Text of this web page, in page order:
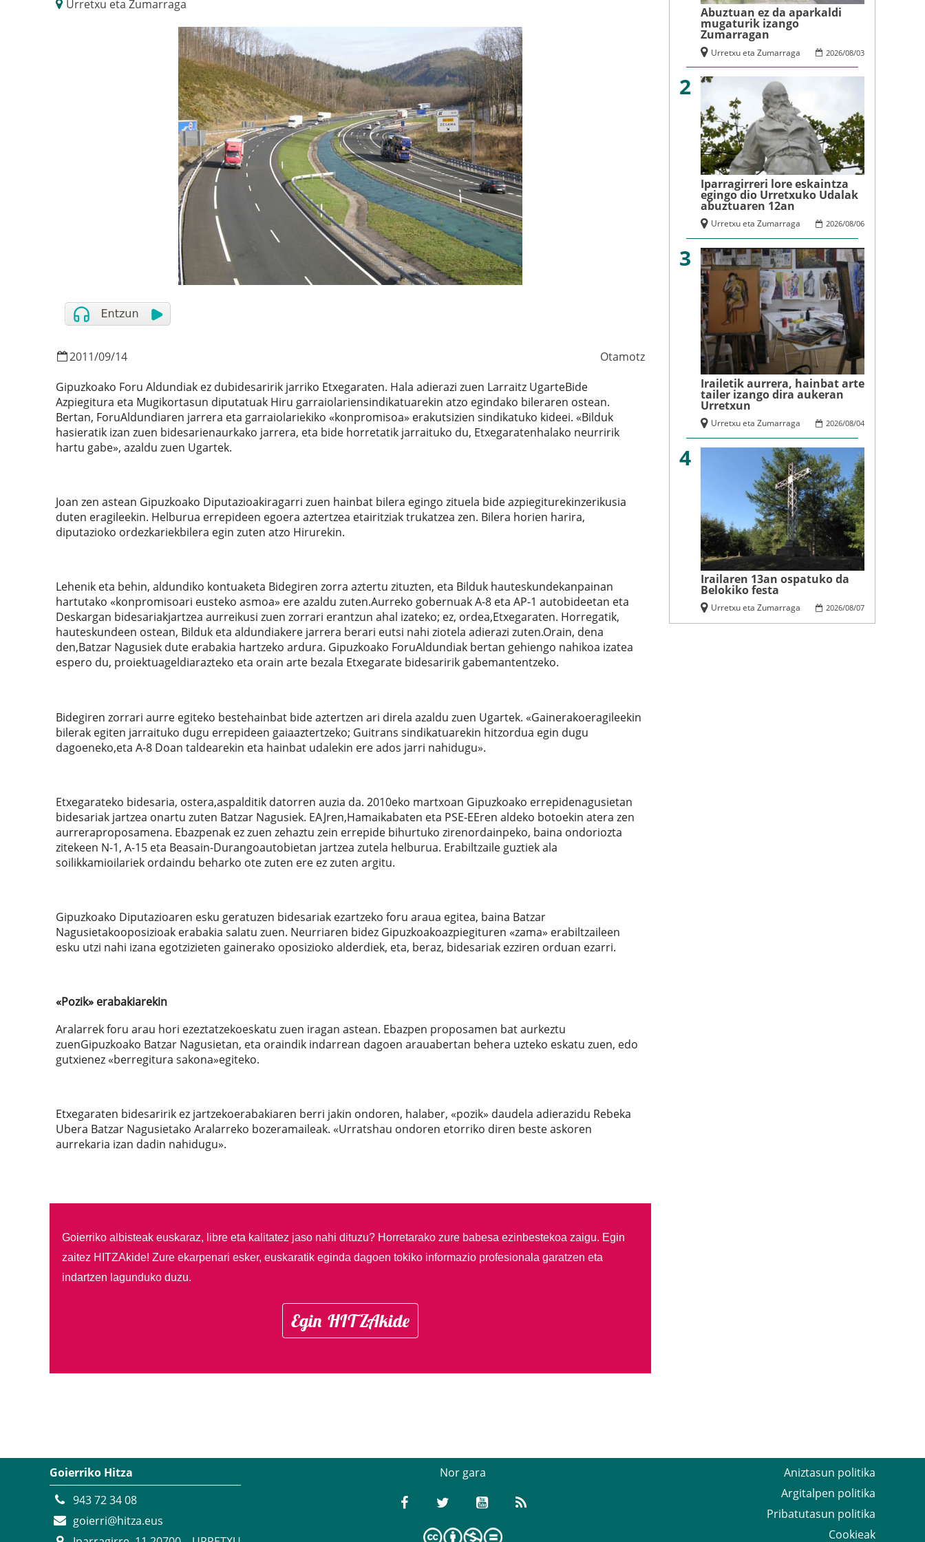
Urretxu eta Zumarraga
2011/09/14
Otamotz
Gipuzkoako Foru Aldundiak ez dubidesaririk jarriko Etxegaraten. Hala adierazi zuen Larraitz UgarteBide
Azpiegitura eta Mugikortasun diputatuak Hiru garraiolariensindikatuarekin atzo egindako bileraren ostean.
Bertan, ForuAldundiaren jarrera eta garraiolariekiko «konpromisoa» erakutsizien sindikatuko kideei. «Bilduk
hasieratik izan zuen bidesarienaurkako jarrera, eta bide horretatik jarraituko du, Etxegaratenhalako neurririk
hartu gabe», azaldu zuen Ugartek.
Joan zen astean Gipuzkoako Diputazioakiragarri zuen hainbat bilera egingo zituela bide azpiegiturekinzerikusia
duten eragileekin. Helburua errepideen egoera aztertzea etairitziak trukatzea zen. Bilera horien harira,
diputazioko ordezkariekbilera egin zuten atzo Hirurekin.
Lehenik eta behin, aldundiko kontuaketa Bidegiren zorra aztertu zituzten, eta Bilduk hauteskundekanpainan
hartutako «konpromisoari eusteko asmoa» ere azaldu zuten.Aurreko gobernuak A-8 eta AP-1 autobideetan eta
Deskargan bidesariakjartzea aurreikusi zuen zorrari erantzun ahal izateko; ez, ordea,Etxegaraten. Horregatik,
hauteskundeen ostean, Bilduk eta aldundiakere jarrera berari eutsi nahi ziotela adierazi zuten.Orain, dena
den,Batzar Nagusiek dute erabakia hartzeko ardura. Gipuzkoako ForuAldundiak bertan gehiengo nahikoa izatea
espero du, proiektuageldiarazteko eta orain arte bezala Etxegarate bidesaririk gabemantentzeko.
Bidegiren zorrari aurre egiteko bestehainbat bide aztertzen ari direla azaldu zuen Ugartek. «Gainerakoeragileekin
bilerak egiten jarraituko dugu errepideen gaiaaztertzeko; Guitrans sindikatuarekin hitzordua egin dugu
dagoeneko,eta A-8 Doan taldearekin eta hainbat udalekin ere ados jarri nahidugu».
Etxegarateko bidesaria, ostera,aspalditik datorren auzia da. 2010eko martxoan Gipuzkoako errepidenagusietan
bidesariak jartzea onartu zuten Batzar Nagusiek. EAJren,Hamaikabaten eta PSE-EEren aldeko botoekin atera zen
aurreraproposamena. Ebazpenak ez zuen zehaztu zein errepide bihurtuko zirenordainpeko, baina ondoriozta
zitekeen N-1, A-15 eta Beasain-Durangoautobietan jartzea zutela helburua. Erabiltzaile guztiek ala
soilikkamioilariek ordaindu beharko ote zuten ere ez zuten argitu.
Gipuzkoako Diputazioaren esku geratuzen bidesariak ezartzeko foru araua egitea, baina Batzar
Nagusietakooposizioak erabakia salatu zuen. Neurriaren bidez Gipuzkoakoazpiegituren «zama» erabiltzaileen
esku utzi nahi izana egotzizieten gainerako oposizioko alderdiek, eta, beraz, bidesariak ezziren orduan ezarri.
«Pozik» erabakiarekin
Aralarrek foru arau hori ezeztatzekoeskatu zuen iragan astean. Ebazpen proposamen bat aurkeztu
zuenGipuzkoako Batzar Nagusietan, eta oraindik indarrean dagoen arauabertan behera uzteko eskatu zuen, edo
gutxienez «berregitura sakona»egiteko.
Etxegaraten bidesaririk ez jartzekoerabakiaren berri jakin ondoren, halaber, «pozik» daudela adierazidu Rebeka
Ubera Batzar Nagusietako Aralarreko bozeramaileak. «Urratshau ondoren etorriko diren beste askoren
aurrekaria izan dadin nahidugu».
Goierriko albisteak euskaraz, libre eta kalitatez jaso nahi dituzu? Horretarako zure babesa ezinbestekoa zaigu. Egin
zaitez HITZAkide! Zure ekarpenari esker, euskaratik eginda dagoen tokiko informazio profesionala garatzen eta
indartzen lagunduko duzu.
Egin HITZAkide
Abuztuan ez da aparkaldi
mugaturik izango
Zumarragan
2026/08/03
Urretxu eta Zumarraga
2
Iparragirreri lore eskaintza
egingo dio Urretxuko Udalak
abuztuaren 12an
2026/08/06
Urretxu eta Zumarraga
3
Irailetik aurrera, hainbat arte
tailer izango dira aukeran
Urretxun
2026/08/04
Urretxu eta Zumarraga
4
Irailaren 13an ospatuko da
Belokiko festa
2026/08/07
Urretxu eta Zumarraga
Goierriko Hitza
943 72 34 08
goierri@hitza.eus
Nor gara
Aniztasun politika
Argitalpen politika
Pribatutasun politika
Cookieak